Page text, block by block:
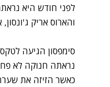
לפני חודש היא
והארוס אריק
סימפסון הגיעה
נראתה חנוקה לא
כאשר הזיזה את